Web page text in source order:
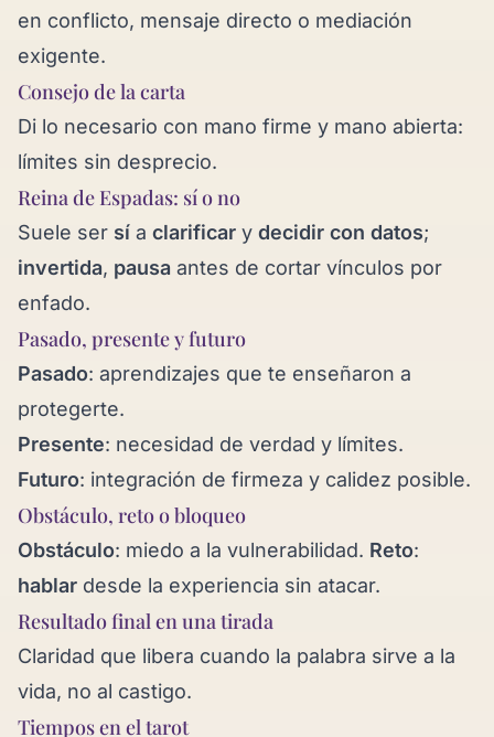
en conflicto, mensaje directo o mediación
exigente.
Consejo de la carta
Di lo necesario con mano firme y mano abierta:
límites sin desprecio.
Reina de Espadas: sí o no
Suele ser sí a clarificar y decidir con datos;
invertida, pausa antes de cortar vínculos por
enfado.
Pasado, presente y futuro
Pasado: aprendizajes que te enseñaron a
protegerte.
Presente: necesidad de verdad y límites.
Futuro: integración de firmeza y calidez posible.
Obstáculo, reto o bloqueo
Obstáculo: miedo a la vulnerabilidad. Reto:
hablar desde la experiencia sin atacar.
Resultado final en una tirada
Claridad que libera cuando la palabra sirve a la
vida, no al castigo.
Tiempos en el tarot